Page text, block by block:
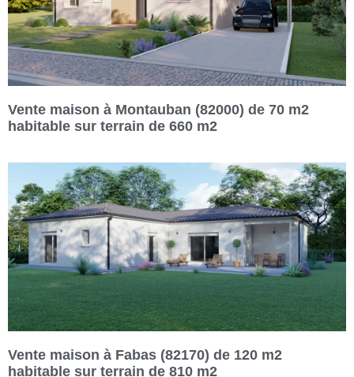
Vente maison à Montauban (82000) de 70 m2
habitable sur terrain de 660 m2
Vente maison à Fabas (82170) de 120 m2
habitable sur terrain de 810 m2